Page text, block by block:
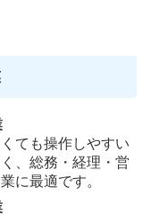
ても操作しやすい
、総務・経理・営
に最適です。